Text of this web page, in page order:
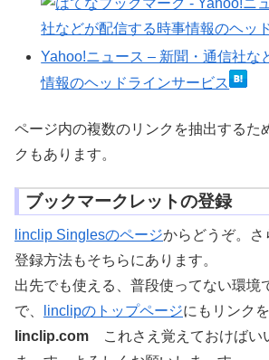
Yahoo!ニュース – 新聞・通信社な
情報のヘッドラインサービス
ページ内の複数のリンクを抽出するた
クもあります。
ブックマークレットの登録
linclip Singlesのページからどうぞ。さ
登録方法もそちらにあります。
出先でも使える、普段使ってない環境
で、
linclipのトップページにもリンク
linclip.com これさえ覚えておけばい